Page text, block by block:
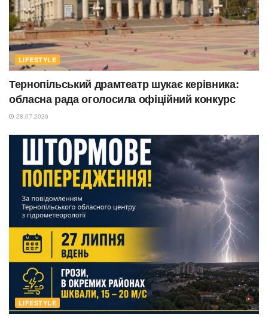
LIFESTYLE
Тернопільський драмтеатр шукає керівника:
обласна рада оголосила офіційний конкурс
28.07.2026
LIFESTYLE